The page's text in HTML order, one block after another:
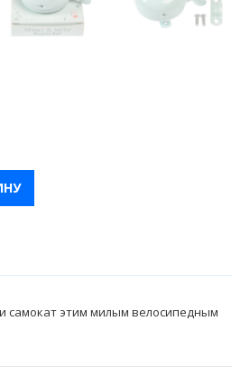
самокат этим милым велосипедным